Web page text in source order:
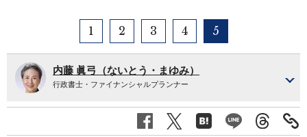
1 2 3 4 5
内藤 眞弓（ないとう・まゆみ）
行政書士・ファイナンシャルプランナー